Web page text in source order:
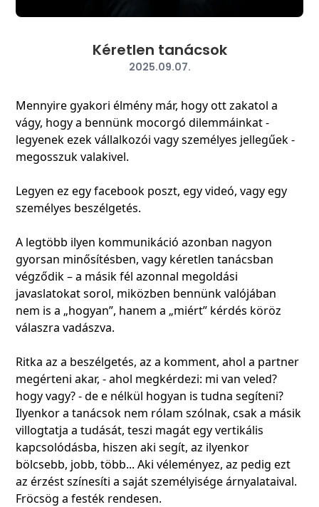
Kéretlen tanácsok
2025.09.07.
Mennyire gyakori élmény már, hogy ott zakatol a
vágy, hogy a bennünk mocorgó dilemmáinkat -
legyenek ezek vállalkozói vagy személyes jellegűek -
megosszuk valakivel.
Legyen ez egy facebook poszt, egy videó, vagy egy
személyes beszélgetés.
A legtöbb ilyen kommunikáció azonban nagyon
gyorsan minősítésben, vagy kéretlen tanácsban
végződik – a másik fél azonnal megoldási
javaslatokat sorol, miközben bennünk valójában
nem is a „hogyan”, hanem a „miért” kérdés köröz
válaszra vadászva.
Ritka az a beszélgetés, az a komment, ahol a partner
megérteni akar, - ahol megkérdezi: mi van veled?
hogy vagy? - de e nélkül hogyan is tudna segíteni?
Ilyenkor a tanácsok nem rólam szólnak, csak a másik
villogtatja a tudását, teszi magát egy vertikális
kapcsolódásba, hiszen aki segít, az ilyenkor
bölcsebb, jobb, több... Aki véleményez, az pedig ezt
az érzést színesíti a saját személyisége árnyalataival.
Fröcsög a festék rendesen.